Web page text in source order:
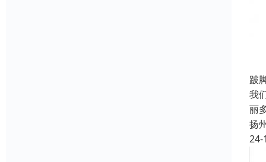
跛
我
丽
扬
24-